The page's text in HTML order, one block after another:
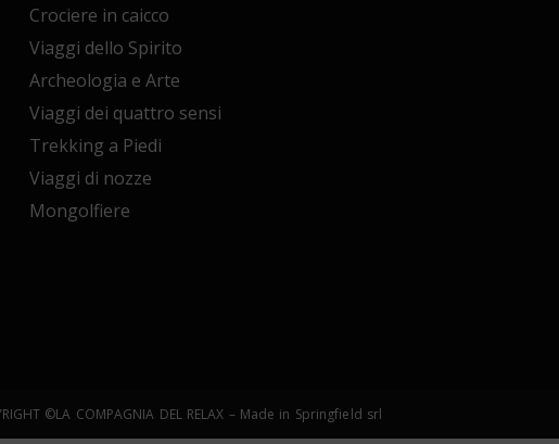
Crociere in caicco
Viaggi dello Spirito
Archeologia e Arte
Viaggi dei quattro sensi
Trekking a Piedi
Viaggi di nozze
Mongolfiere
©LA COMPAGNIA DEL RELAX – Made in Springfield srl